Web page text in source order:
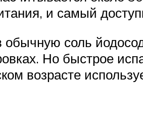
и самый
соль
Но быстрое
возрасте